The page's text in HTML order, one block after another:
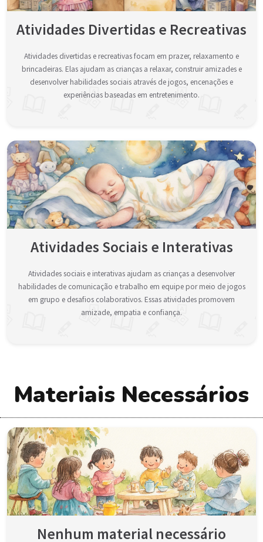
Atividades Divertidas e Recreativas
Atividades divertidas e recreativas focam em prazer, relaxamento e
brincadeiras. Elas ajudam as crianças a relaxar, construir amizades e
desenvolver habilidades sociais através de jogos, encenações e
experiências baseadas em entretenimento.
Atividades Sociais e Interativas
Atividades sociais e interativas ajudam as crianças a desenvolver
habilidades de comunicação e trabalho em equipe por meio de jogos
em grupo e desafios colaborativos. Essas atividades promovem
amizade, empatia e confiança.
Materiais Necessários
Nenhum material necessário